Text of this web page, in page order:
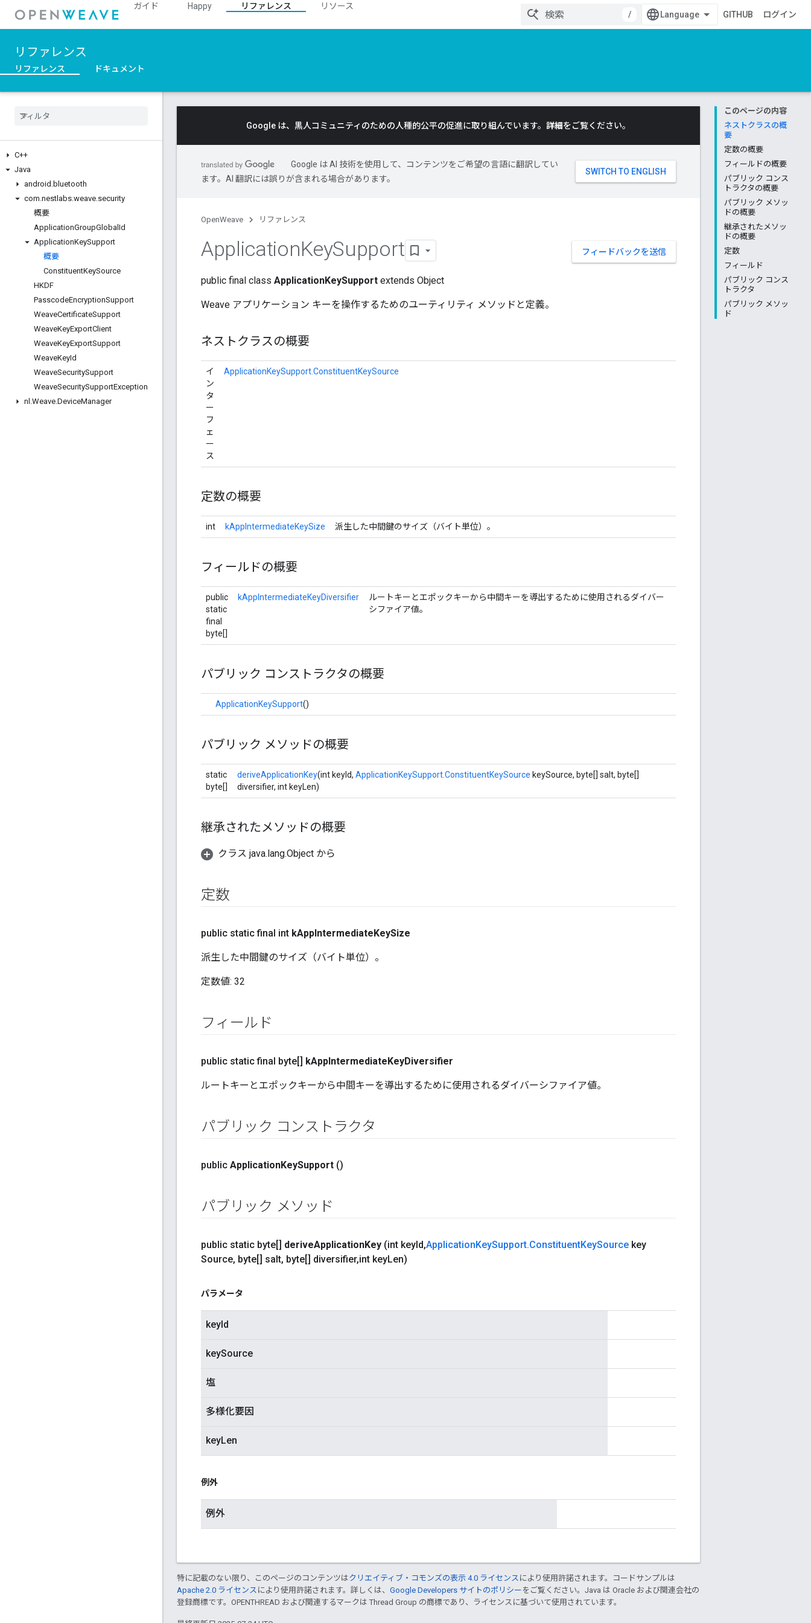
ガイド Happy リファレンス
リソース
/
GITHUB ログイン
リファレンス
リファレンス ドキュメント
C++
Java
android .bluetooth
com.nestlabs.weave.security
概要
ApplicationGroupGlobal Id
ApplicationKeySupport
概要
ConstituentKeySource
HKDF
PasscodeEncryptionSupport
WeaveCertificateSupport
WeaveKeyExportClient
WeaveKeyExportSupport
WeaveKeyId
WeaveSecuritySupport
WeaveSecuritySupportException
nl .Weave.DeviceManager
このページの内容
ネストクラスの概
要
定数の概要
フィールドの概要
パブリック コンス
トラクタの概要
パブリック メソッ
ドの概要
継承されたメソッ
ドの概要
定数
フィールド
パブリック コンス
トラクタ
パブリック メソッ
ド
Google は、黒人コミュニティのための人種的公平の促進に取り組んでいます。 詳細をご覧ください。
Google は AI 技術を使用して、コンテンツをご希望の言語に翻訳してい
ます。AI 翻訳には誤りが含まれる場合があります。
OpenWeave リファレンス
フィードバックを送信
ApplicationKeySupport
public final class ApplicationKeySupport extends Object
Weave アプリケーション キーを操作するためのユーティリティ メソッドと定義。
ネストクラスの概要
イ
ン
タ
ー
フ
ェ
ー
ス
ApplicationKeySupport.ConstituentKeySource
定数の概要
int kAppIntermediateKeySize 派生した中間鍵のサイズ（バイト単位）。
フィールドの概要
public
static
final
byte[]
kAppIntermediateKeyDiversifier
ルートキーとエポックキーから中間キーを導出するために使用されるダイバー
シファイア値。
パブリック コンストラクタの概要
ApplicationKeySupport()
パブリック メソッドの概要
static
byte[]
deriveApplicationKey(int keyId, ApplicationKeySupport.ConstituentKeySource keySource, byte[] salt, byte[]
diversifier, int keyLen)
継承されたメソッドの概要
クラス java.lang.Object から
定数
public static final int kAppIntermediateKeySize
派生した中間鍵のサイズ（バイト単位）。
定数値: 32
フィールド
public static final byte[] kAppIntermediateKeyDiversifier
ルートキーとエポックキーから中間キーを導出するために使用されるダイバーシファイア値。
パブリック コンストラクタ
public ApplicationKeySupport ()
パブリック メソッド
public static byte[] deriveApplicationKey (int keyId,ApplicationKeySupport.ConstituentKeySource key
Source, byte[] salt, byte[] diversifier,int keyLen)
パラメータ
keyId
keySource
塩
多様化要因
keyLen
例外
例外
特に記載のない限り、このページのコンテンツはクリエイティブ・コモンズの表示 4.0 ライセンス により使用許諾されます。コードサンプルは
Apache 2.0 ライセンス により使用許諾されます。詳しくは、 Google Developers サイトのポリシー をご覧ください。Java は Oracle および関連会社の
登録商標です。OPENTHREAD および関連するマークは Thread Group の商標であり、ライセンスに基づいて使用されています。